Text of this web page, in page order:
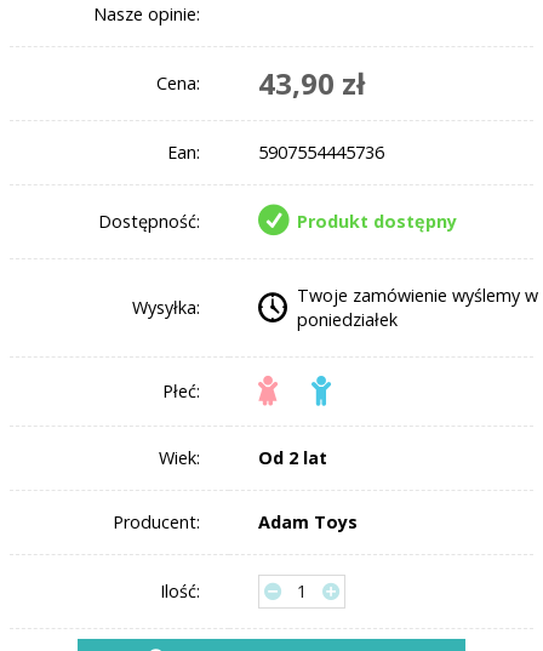
Nasze opinie:
Cena: 43,90 zł
Ean: 5907554445736
Dostępność: Produkt dostępny
Wysyłka:
Twoje zamówienie wyślemy w
poniedziałek
Płeć:
Wiek: Od 2 lat
Producent: Adam Toys
Ilość: